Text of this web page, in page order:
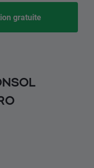
gratuite